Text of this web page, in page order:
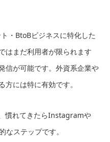
・BtoBビジネスに特化した
はまだ利用者が限られます
信が可能です。外資系企業や
には特に有効です。
慣れてきたらInstagramや
なステップです。